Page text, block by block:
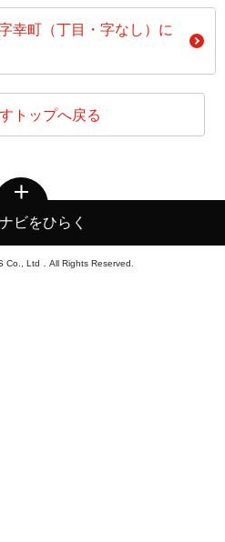
幸町（丁目・字なし）に
トップへ戻る
ビをひらく
Co., Ltd．All Rights Reserved.